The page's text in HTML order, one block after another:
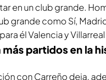
en un club grande.
grande como Sí,
él Valencia y
partidos en la
con Carreño deja,